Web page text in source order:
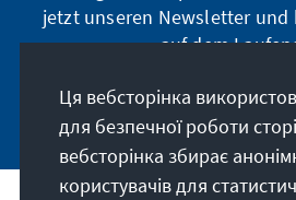
jetzt unseren Newsletter und
auf dem
Jetzt
Ця вебсторінка
для безпечної роботи
вебсторінка збирає
користувачів для